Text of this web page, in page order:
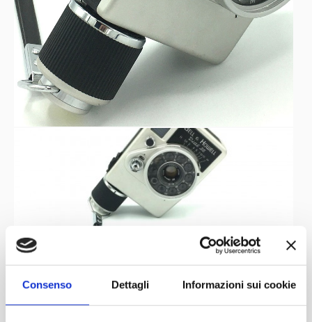
Consenso Dettagli Informazioni sui cookie